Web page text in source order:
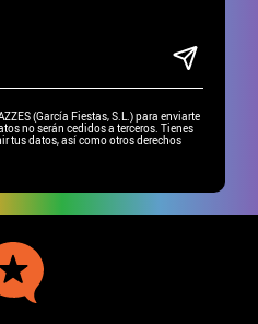
(García Fiestas, S.L.) para enviarte
no serán cedidos a terceros. Tienes
tus datos, así como otros derechos